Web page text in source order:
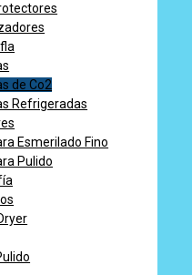
de Co2
Refrigeradas
Esmerilado Fino
Pulido